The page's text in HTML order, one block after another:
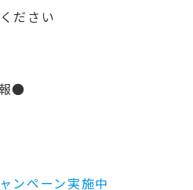
ださい
●
ンペーン実施中